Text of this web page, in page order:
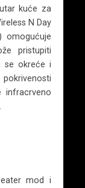
kuće za
N Day
omogućuje
pristupiti
se okreće i
infracrveno
mod i